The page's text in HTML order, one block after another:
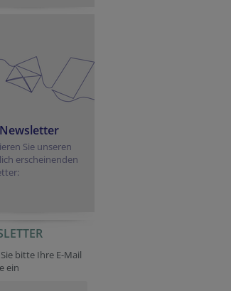
Newsletter
Sie unseren
erscheinenden
bitte Ihre E-Mail
ein